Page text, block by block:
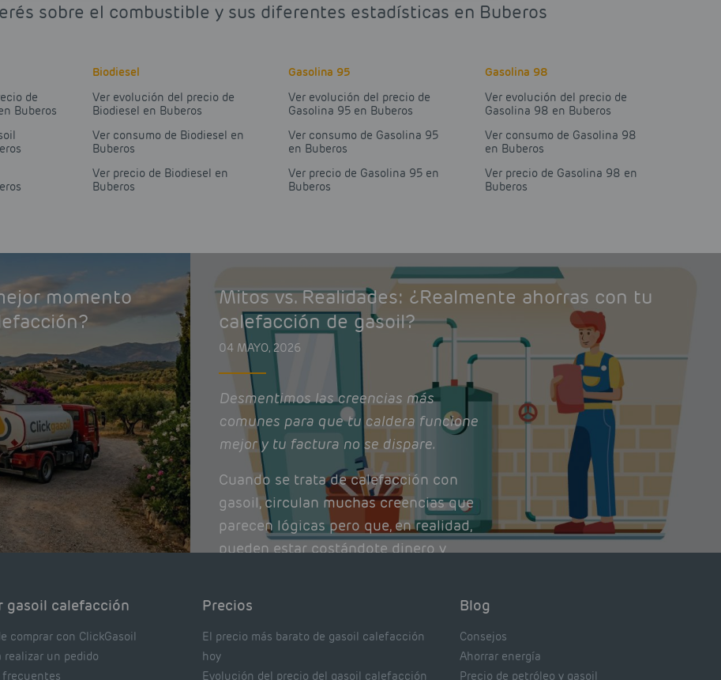
sobre el combustible y sus diferentes estadísticas en Buberos
de
Buberos
Biodiesel
Ver evolución del precio de
Biodiesel en Buberos
Ver consumo de Biodiesel en
Buberos
Ver precio de Biodiesel en
Buberos
Gasolina 95
Ver evolución del precio de
Gasolina 95 en Buberos
Ver consumo de Gasolina 95
en Buberos
Ver precio de Gasolina 95 en
Buberos
Gasolina 98
Ver evolución del precio de
Gasolina 98 en Buberos
Ver consumo de Gasolina 98
en Buberos
Ver precio de Gasolina 98 en
Buberos
momento
Mitos vs. Realidades: ¿Realmente ahorras con tu
calefacción de gasoil?
04 MAYO, 2026
Desmentimos las creencias más
comunes para que tu caldera funcione
mejor y tu factura no se dispare.
Cuando se trata de calefacción con
gasoil, circulan muchas creencias que
parecen lógicas pero que, en realidad,
pueden estar costándote dinero y
gasoil calefacción
comprar con ClickGasoil
realizar un pedido
frecuentes
Precios
El precio más barato de gasoil calefacción
hoy
Evolución del precio del gasoil calefacción
Blog
Consejos
Ahorrar energía
Precio de petróleo y gasoil